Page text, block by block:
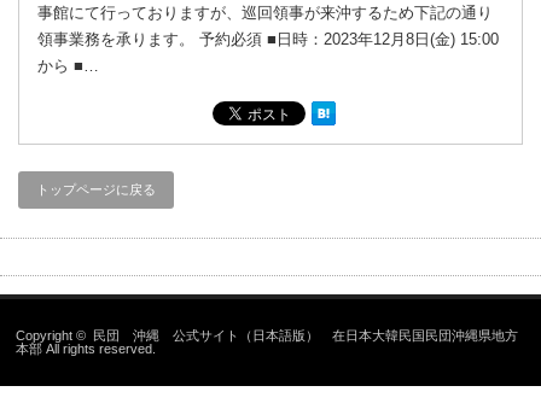
事館にて行っておりますが、巡回領事が来沖するため下記の通り
領事業務を承ります。 予約必須 ■日時：2023年12月8日(金) 15:00
から ■…
トップページに戻る
Copyright © 民団 沖縄 公式サイト（日本語版） 在日本大韓民国民団沖縄県地方
本部 All rights reserved.